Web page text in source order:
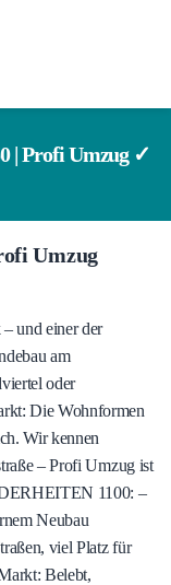
| Profi Umzug ✓
Umzug
und einer der
am
oder
Die Wohnformen
Wir kennen
– Profi Umzug ist
1100: –
Neubau
viel Platz für
Belebt,